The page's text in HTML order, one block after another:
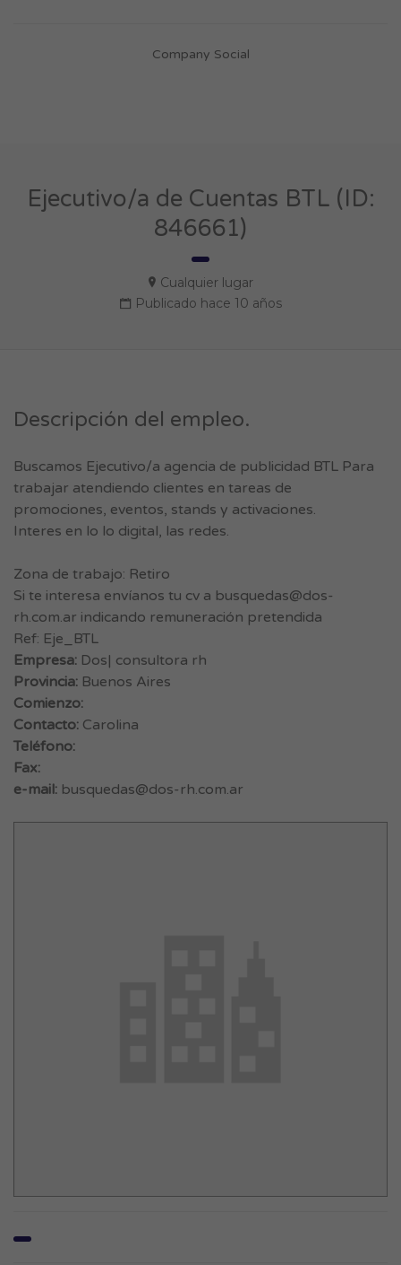
Company Social
Ejecutivo/a de Cuentas BTL (ID:
846661)
Cualquier lugar
Publicado hace 10 años
Descripción del empleo.
Buscamos Ejecutivo/a agencia de publicidad BTL Para
trabajar atendiendo clientes en tareas de
promociones, eventos, stands y activaciones.
Interes en lo lo digital, las redes.
Zona de trabajo: Retiro
Si te interesa envíanos tu cv a busquedas@dos-
rh.com.ar indicando remuneración pretendida
Ref: Eje_BTL
Empresa: Dos| consultora rh
Provincia: Buenos Aires
Comienzo:
Contacto: Carolina
Teléfono:
Fax:
e-mail: busquedas@dos-rh.com.ar